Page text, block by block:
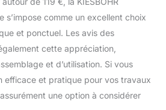
s’impose comme un excellent choix
et ponctuel. Les avis des
cette appréciation,
et d’utilisation. Si vous
efficace et pratique pour vos travaux
une option à considérer